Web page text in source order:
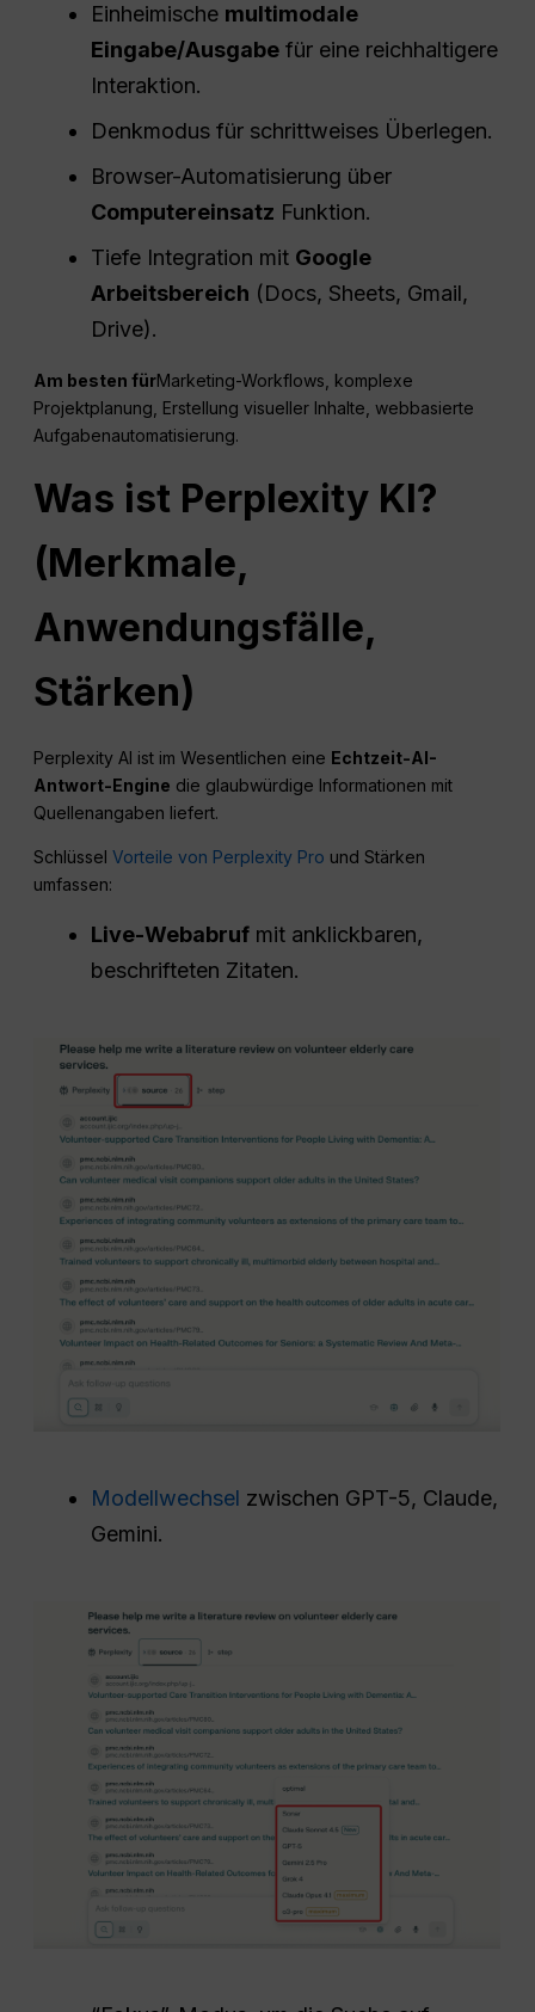
Einheimische multimodale
Eingabe/Ausgabe für eine reichhaltigere
Interaktion.
Denkmodus für schrittweises Überlegen.
Browser-Automatisierung über
Computereinsatz Funktion.
Tiefe Integration mit Google
Arbeitsbereich (Docs, Sheets, Gmail,
Drive).
Am besten fürMarketing-Workflows, komplexe
Projektplanung, Erstellung visueller Inhalte, webbasierte
Aufgabenautomatisierung.
Was ist Perplexity KI?
(Merkmale,
Anwendungsfälle,
Stärken)
Perplexity AI ist im Wesentlichen eine Echtzeit-AI-
Antwort-Engine die glaubwürdige Informationen mit
Quellenangaben liefert.
SchlüsselVorteile von Perplexity Pro und Stärken
umfassen:
Live-Webabruf mit anklickbaren,
beschrifteten Zitaten.
Modellwechsel zwischen GPT-5, Claude,
Gemini.